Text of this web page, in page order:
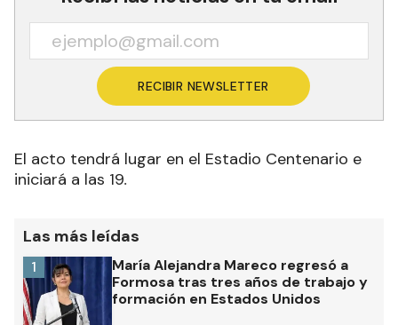
RECIBIR NEWSLETTER
El acto tendrá lugar en el Estadio Centenario e
iniciará a las 19.
Las más leídas
María Alejandra Mareco regresó a
Formosa tras tres años de trabajo y
formación en Estados Unidos
1